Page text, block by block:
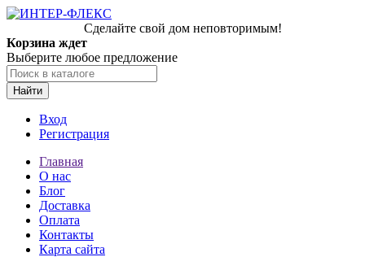
Сделайте свой дом неповторимым!
Корзина ждет
Выберите любое предложение
Найти
Вход
Регистрация
Главная
О нас
Блог
Доставка
Оплата
Контакты
Карта сайта